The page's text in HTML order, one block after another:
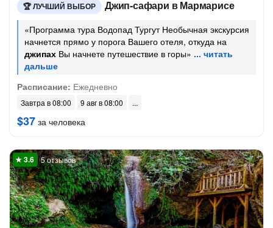
ЛУЧШИЙ ВЫБОР Джип-сафари в Мармарисе
«Программа тура Водопад Тургут Необычная экскурсия
начнется прямо у порога Вашего отеля, откуда на
джипах Вы начнете путешествие в горы»
Расписание: Ежедневно
Завтра в 08:00 9 авг в 08:00
$37 за человека
5 отзывов